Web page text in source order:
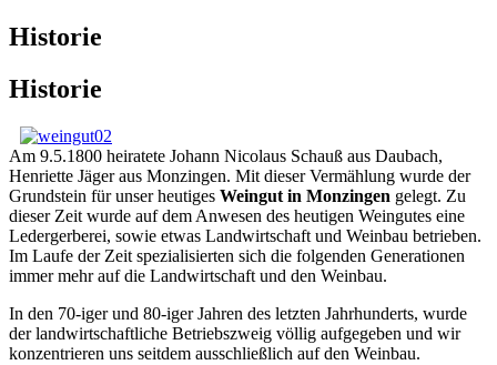
Historie
Historie
Am 9.5.1800 heiratete Johann Nicolaus Schauß aus Daubach,
Henriette Jäger aus Monzingen. Mit dieser Vermählung wurde der
Grundstein für unser heutiges Weingut in Monzingen gelegt. Zu
dieser Zeit wurde auf dem Anwesen des heutigen Weingutes eine
Ledergerberei, sowie etwas Landwirtschaft und Weinbau betrieben.
Im Laufe der Zeit spezialisierten sich die folgenden Generationen
immer mehr auf die Landwirtschaft und den Weinbau.
In den 70-iger und 80-iger Jahren des letzten Jahrhunderts, wurde
der landwirtschaftliche Betriebszweig völlig aufgegeben und wir
konzentrieren uns seitdem ausschließlich auf den Weinbau.